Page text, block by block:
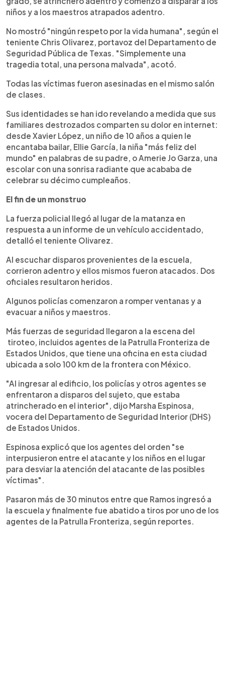
niños y a los maestros atrapados adentro.
No mostró "ningún respeto por la vida humana", según el
teniente Chris Olivarez, portavoz del Departamento de
Seguridad Pública de Texas. "Simplemente una
tragedia total, una persona malvada", acotó.
Todas las víctimas fueron asesinadas en el mismo salón
de clases.
Sus identidades se han ido revelando a medida que sus
familiares destrozados comparten su dolor en internet:
desde Xavier López, un niño de 10 años a quien le
encantaba bailar, Ellie García, la niña "más feliz del
mundo" en palabras de su padre, o Amerie Jo Garza, una
escolar con una sonrisa radiante que acababa de
celebrar su décimo cumpleaños.
El fin de un monstruo
La fuerza policial llegó al lugar de la matanza en
respuesta a un informe de un vehículo accidentado,
detalló el teniente Olivarez.
Al escuchar disparos provenientes de la escuela,
corrieron adentro y ellos mismos fueron atacados. Dos
oficiales resultaron heridos.
Algunos policías comenzaron a romper ventanas y a
evacuar a niños y maestros.
Más fuerzas de seguridad llegaron a la escena del
tiroteo, incluidos agentes de la Patrulla Fronteriza de
Estados Unidos, que tiene una oficina en esta ciudad
ubicada a solo 100 km de la frontera con México.
"Al ingresar al edificio, los policías y otros agentes se
enfrentaron a disparos del sujeto, que estaba
atrincherado en el interior", dijo Marsha Espinosa,
vocera del Departamento de Seguridad Interior (DHS)
de Estados Unidos.
Espinosa explicó que los agentes del orden "se
interpusieron entre el atacante y los niños en el lugar
para desviar la atención del atacante de las posibles
víctimas".
Pasaron más de 30 minutos entre que Ramos ingresó a
la escuela y finalmente fue abatido a tiros por uno de los
agentes de la Patrulla Fronteriza, según reportes.